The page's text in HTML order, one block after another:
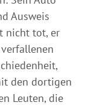
Ausweis
nicht tot, er
den dortigen
Leuten, die